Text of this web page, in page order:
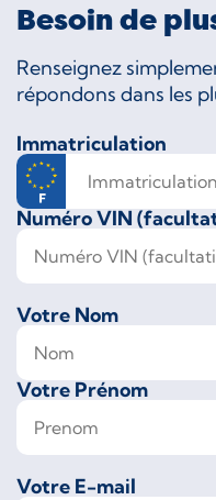
Besoin de
Renseignez
répondons dans les
Immatriculation
Numéro VIN
Votre Nom
Votre Prénom
Votre E-mail